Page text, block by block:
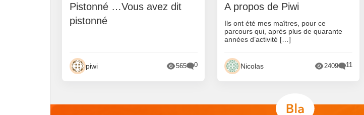
Pistonné …Vous avez dit
pistonné
piwi 565 0
A propos de Piwi
Ils ont été mes maîtres, pour ce
parcours qui, après plus de quarante
années d’activité […]
Nicolas 2409 11